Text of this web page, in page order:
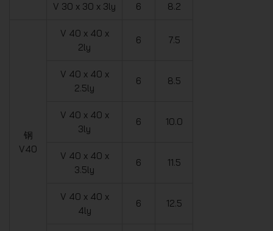
V 30 x 30 x 3ly 6 8.2
钢
V40
V 40 x 40 x
2ly
6 7.5
V 40 x 40 x
2.5ly
6 8.5
V 40 x 40 x
3ly
6 10.0
V 40 x 40 x
3.5ly
6 11.5
V 40 x 40 x
4ly
6 12.5